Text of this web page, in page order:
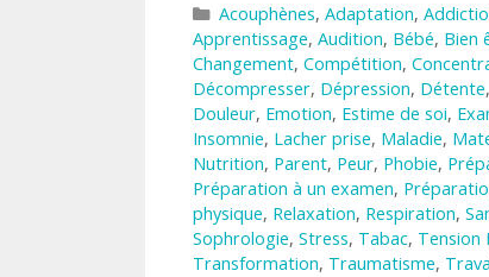
Catégories
Acouphènes, Adaptation,
Apprentissage, Audition, Bébé, Bien
Changement, Compétition,
Décompresser, Dépression, Détente,
Douleur, Emotion, Estime de soi,
Insomnie, Lacher prise, Maladie,
Nutrition, Parent, Peur, Phobie,
Préparation à un examen,
physique, Relaxation, Respiration,
Sophrologie, Stress, Tabac, Tension
Transformation, Traumatisme,